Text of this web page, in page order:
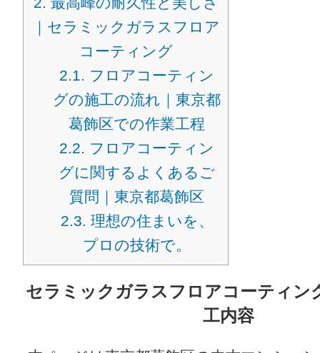
｜セラミックガラスフロア
コーティング
2.1. フロアコーティン
グの施工の流れ｜東京都
葛飾区での作業工程
2.2. フロアコーティン
グに関するよくあるご
質問｜東京都葛飾区
2.3. 理想の住まいを、
プロの技術で。
セラミックガラスフロアコーティン
工内容